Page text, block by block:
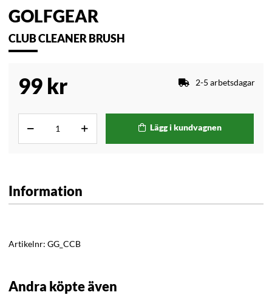
GOLFGEAR
CLUB CLEANER BRUSH
99 kr 2-5 arbetsdagar
Lägg i kundvagnen
Information
Artikelnr: GG_CCB
Andra köpte även